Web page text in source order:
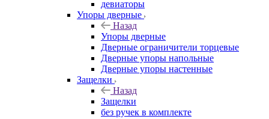
девиаторы
Упоры дверные
Назад
Упоры дверные
Дверные ограничители торцевые
Дверные упоры напольные
Дверные упоры настенные
Защелки
Назад
Защелки
без ручек в комплекте